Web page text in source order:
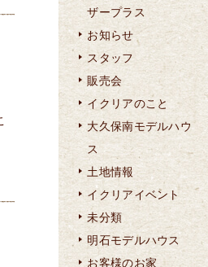
ザープラス
お知らせ
スタッフ
販売会
イクリアのこと
大久保南モデルハウ
ス
土地情報
イクリアイベント
未分類
明石モデルハウス
お客様のお家